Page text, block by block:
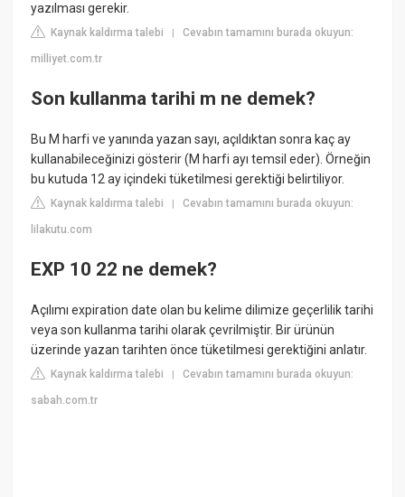
yazılması gerekir.
Kaynak kaldırma talebi |Cevabın tamamını burada okuyun:
milliyet.com.tr
Son kullanma tarihi m ne demek?
Bu M harfi ve yanında yazan sayı, açıldıktan sonra kaç ay
kullanabileceğinizi gösterir (M harfi ayı temsil eder). Örneğin
bu kutuda 12 ay içindeki tüketilmesi gerektiği belirtiliyor.
Kaynak kaldırma talebi |Cevabın tamamını burada okuyun:
lilakutu.com
EXP 10 22 ne demek?
Açılımı expiration date olan bu kelime dilimize geçerlilik tarihi
veya son kullanma tarihi olarak çevrilmiştir. Bir ürünün
üzerinde yazan tarihten önce tüketilmesi gerektiğini anlatır.
Kaynak kaldırma talebi |Cevabın tamamını burada okuyun:
sabah.com.tr